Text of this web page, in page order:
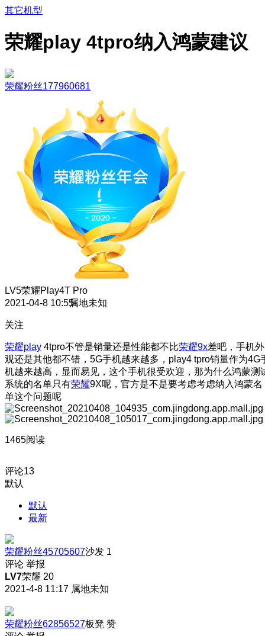
其它机型
荣耀play 4tpro纳入鸿蒙建议
荣耀粉丝177960681
LV5荣耀Play4T Pro
2021-04-8 10:55属地未知
关注
荣耀play 4tpro不管是销量还是性能都不比荣耀9x差吧，手机外
观还是其他都不错，5G手机越来越多，play4 tpro销量作为4G
机越来越高，显而易见，这个手机很受欢迎，那为什么鸿蒙测
系统的名单只有荣耀9X呢，官方是不是要考虑考虑纳入鸿蒙名
单这个问题呢
1465阅读
评论13
默认
默认
最新
荣耀粉丝45705607沙发 1
评论 举报
LV7荣耀 20
2021-4-8 11:17 属地未知
荣耀粉丝62856527板凳 赞